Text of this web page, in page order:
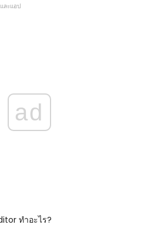
ละแอป
ad
ทำอะไร?